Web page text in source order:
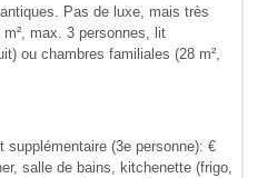
Pas de luxe, mais très
max. 3 personnes, lit
ou chambres familiales (28 m²,
supplémentaire (3e personne): €
salle de bains, kitchenette (frigo,